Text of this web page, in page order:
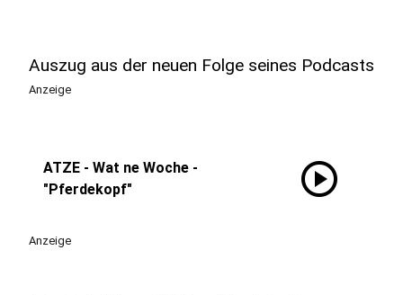
Auszug aus der neuen Folge seines Podcasts
Anzeige
ATZE - Wat ne Woche -
"Pferdekopf"
play_circle
Anzeige